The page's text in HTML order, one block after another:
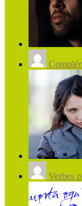
Verbes